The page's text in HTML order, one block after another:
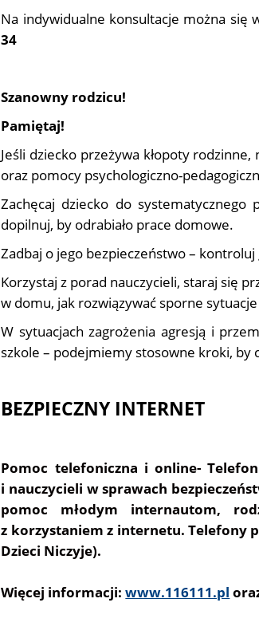
Na indywidualne konsultacje można się
34
Szanowny rodzicu!
Pamiętaj!
Jeśli dziecko przeżywa kłopoty
oraz pomocy psychologiczno-
Zachęcaj dziecko do systematycznego
dopilnuj, by odrabiało prace domowe.
Zadbaj o jego bezpieczeństwo –
Korzystaj z porad nauczycieli, staraj się
w domu, jak rozwiązywać sporne
W sytuacjach zagrożenia agresją i
szkole – podejmiemy stosowne kroki, by
BEZPIECZNY INTERNET
Pomoc telefoniczna i online-
i nauczycieli w sprawach
pomoc młodym internautom,
z korzystaniem z internetu. Telefony
Dzieci Niczyje).
Więcej informacji:www.116111.pl